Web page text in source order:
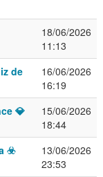
18/06/2026
11:13
de
16/06/2026
16:19
💎
15/06/2026
18:44
☣️
13/06/2026
23:53